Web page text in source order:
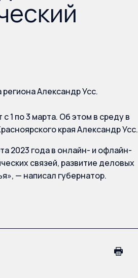
Александр Усс.
1 по 3 марта. Об этом в среду в
края Александр Усс.
2023 года в онлайн- и офлайн-
связей, развитие деловых
— написал губернатор.